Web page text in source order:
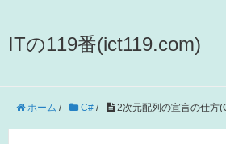
ITの119番(ict119.com)
ホーム / C# / 2次元配列の宣言の仕方